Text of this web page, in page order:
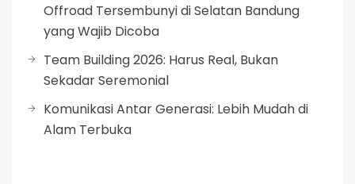
Offroad Tersembunyi di Selatan Bandung
yang Wajib Dicoba
Team Building 2026: Harus Real, Bukan
Sekadar Seremonial
Komunikasi Antar Generasi: Lebih Mudah di
Alam Terbuka